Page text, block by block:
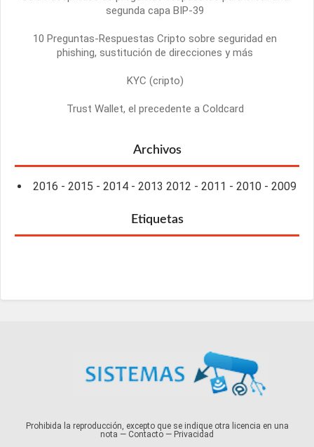
segunda capa BIP-39
10 Preguntas-Respuestas Cripto sobre seguridad en
phishing, sustitución de direcciones y más
KYC (cripto)
Trust Wallet, el precedente a Coldcard
Archivos
2016 - 2015 - 2014 - 2013 2012 - 2011 - 2010 - 2009
Etiquetas
Prohibida la reproducción, excepto que se indique otra licencia en una
nota — Contacto — Privacidad